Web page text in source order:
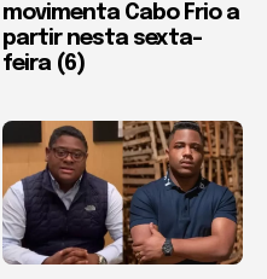
movimenta Cabo Frio a
partir nesta sexta-
feira (6)